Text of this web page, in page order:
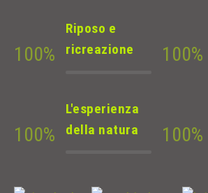
100%
Riposo e
ricreazione
100%
100%
L'esperienza
della natura
100%